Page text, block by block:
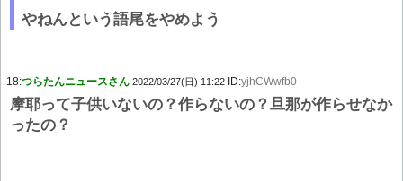
やねんという語尾をやめよう
18:つらたんニュースさん 2022/03/27(日) 11:22 ID:yjhCWwfb0
摩耶って子供いないの？作らないの？旦那が作らせなか
ったの？